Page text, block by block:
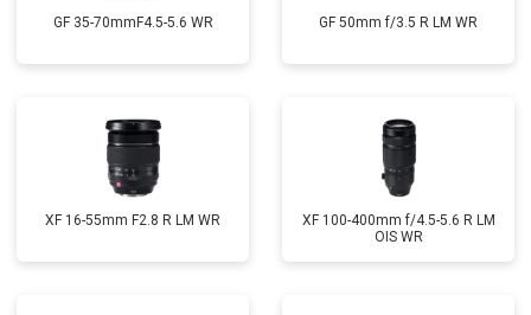
GF 35-70mmF4.5-5.6 WR GF 50mm f/3.5 R LM WR
XF 16-55mm F2.8 R LM WR
XF 100-400mm f/4.5-5.6 R LM
OIS WR